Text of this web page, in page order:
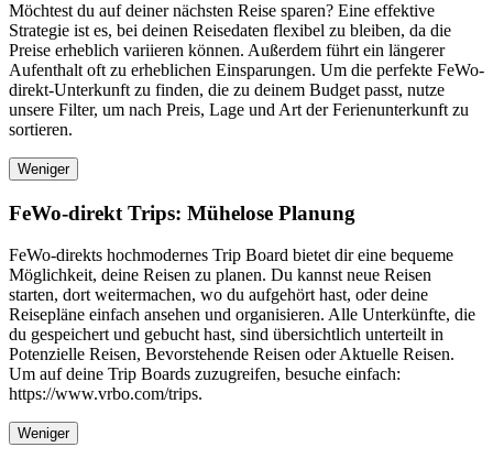
Möchtest du auf deiner nächsten Reise sparen? Eine effektive
Strategie ist es, bei deinen Reisedaten flexibel zu bleiben, da die
Preise erheblich variieren können. Außerdem führt ein längerer
Aufenthalt oft zu erheblichen Einsparungen. Um die perfekte FeWo-
direkt-Unterkunft zu finden, die zu deinem Budget passt, nutze
unsere Filter, um nach Preis, Lage und Art der Ferienunterkunft zu
sortieren.
Weniger
FeWo-direkt Trips: Mühelose Planung
FeWo-direkts hochmodernes Trip Board bietet dir eine bequeme
Möglichkeit, deine Reisen zu planen. Du kannst neue Reisen
starten, dort weitermachen, wo du aufgehört hast, oder deine
Reisepläne einfach ansehen und organisieren. Alle Unterkünfte, die
du gespeichert und gebucht hast, sind übersichtlich unterteilt in
Potenzielle Reisen, Bevorstehende Reisen oder Aktuelle Reisen.
Um auf deine Trip Boards zuzugreifen, besuche einfach:
https://www.vrbo.com/trips.
Weniger